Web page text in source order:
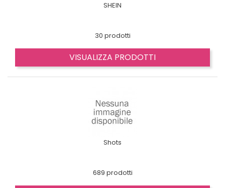
SHEIN
30 prodotti
VISUALIZZA PRODOTTI
Shots
689 prodotti